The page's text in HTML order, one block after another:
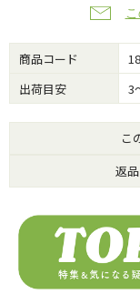
商品コード
出荷目安
3
こ
返